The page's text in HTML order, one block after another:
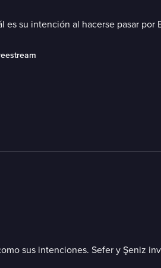
su intención al hacerse pasar
sus intenciones. Sefer y Şeniz